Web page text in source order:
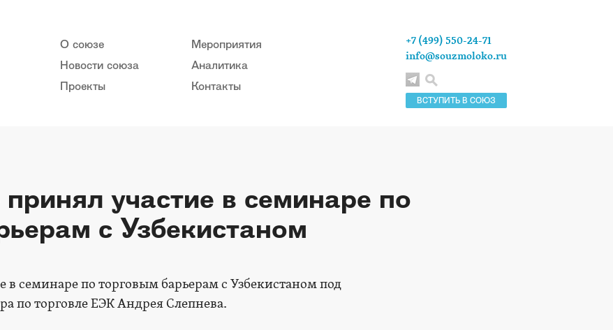
О союзе
Новости союза
Проекты
Мероприятия
Аналитика
Контакты
ВСТУПИТЬ В СОЮЗ
+7 (499) 550-24-71
info@souzmoloko.ru
участие в семинаре по
с Узбекистаном
семинаре по торговым барьерам с Узбекистаном под
по торговле ЕЭК Андрея Слепнева.